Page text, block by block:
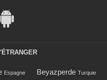
Espagne Beyazperde Turquie